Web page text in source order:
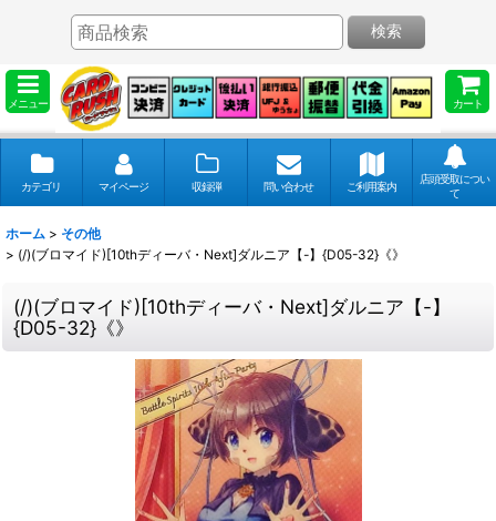
メニュー カート
検索
カテゴリ マイページ 収録弾 問い合わせ ご利用案内
店頭受取につい
て
ホーム > その他
> (/)(ブロマイド)[10thディーバ・Next]ダルニア【-】{D05-32}《》
(/)(ブロマイド)[10thディーバ・Next]ダルニア【-】
{D05-32}《》